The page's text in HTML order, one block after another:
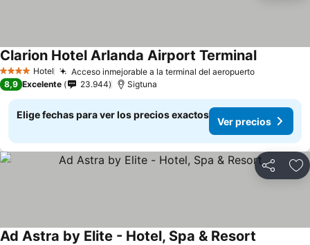
4 EstrellasHotel Acceso inmejorable a la terminal del aeropuertoVer
Clarion Hotel Arlanda Airport TerminalVer
8,9 Excelente 23.944 Sigtuna
Elige fechas para ver los precios exactos
Ver precios
Compartir
Ad Astra by Elite - Hotel, Spa & Resort